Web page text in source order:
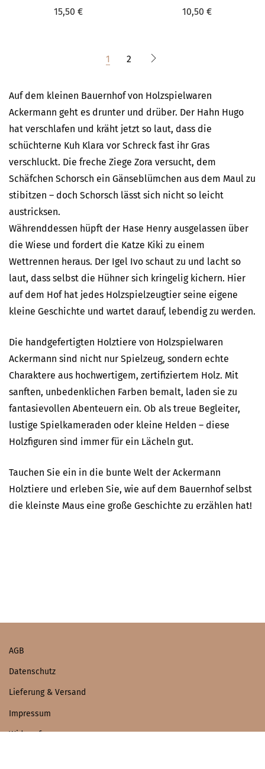
15,50 € 10,50 €
1 2
Auf dem kleinen Bauernhof von Holzspielwaren
Ackermann geht es drunter und drüber. Der Hahn Hugo
hat verschlafen und kräht jetzt so laut, dass die
schüchterne Kuh Klara vor Schreck fast ihr Gras
verschluckt. Die freche Ziege Zora versucht, dem
Schäfchen Schorsch ein Gänseblümchen aus dem Maul zu
stibitzen – doch Schorsch lässt sich nicht so leicht
austricksen.
Währenddessen hüpft der Hase Henry ausgelassen über
die Wiese und fordert die Katze Kiki zu einem
Wettrennen heraus. Der Igel Ivo schaut zu und lacht so
laut, dass selbst die Hühner sich kringelig kichern. Hier
auf dem Hof hat jedes Holzspielzeugtier seine eigene
kleine Geschichte und wartet darauf, lebendig zu werden.
Die handgefertigten Holztiere von Holzspielwaren
Ackermann sind nicht nur Spielzeug, sondern echte
Charaktere aus hochwertigem, zertifiziertem Holz. Mit
sanften, unbedenklichen Farben bemalt, laden sie zu
fantasievollen Abenteuern ein. Ob als treue Begleiter,
lustige Spielkameraden oder kleine Helden – diese
Holzfiguren sind immer für ein Lächeln gut.
Tauchen Sie ein in die bunte Welt der Ackermann
Holztiere und erleben Sie, wie auf dem Bauernhof selbst
die kleinste Maus eine große Geschichte zu erzählen hat!
AGB
Datenschutz
Lieferung & Versand
Impressum
Widerruf